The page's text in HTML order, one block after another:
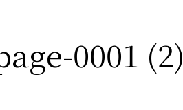
0001 (2)